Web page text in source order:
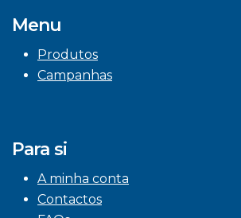
Menu
Produtos
Campanhas
Para si
A minha conta
Contactos